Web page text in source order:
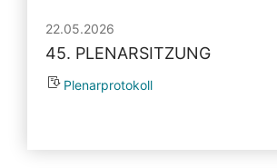
22.05.2026
45. PLENARSITZUNG
Plenarprotokoll